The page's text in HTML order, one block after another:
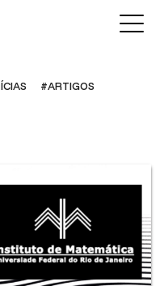
#ARTIGOS